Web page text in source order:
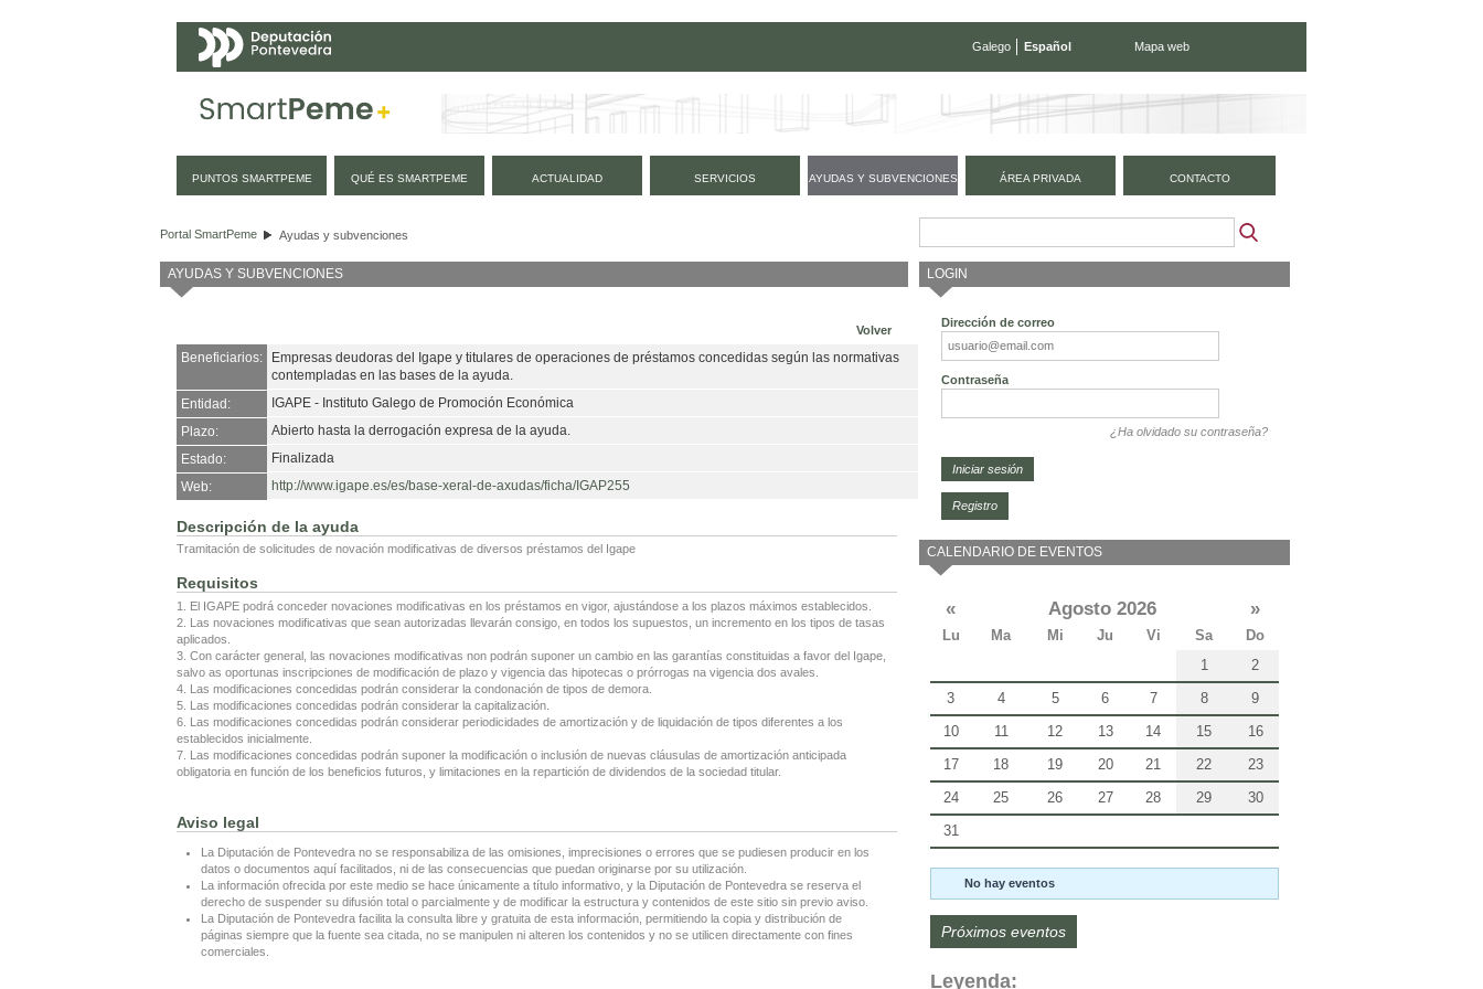
Galego Español Mapa web
PUNTOS SMARTPEME QUÉ ES SMARTPEME ACTUALIDAD SERVICIOS AYUDAS Y SUBVENCIONES ÁREA PRIVADA CONTACTO
Portal SmartPeme Ayudas y subvenciones
AYUDAS Y SUBVENCIONES
Volver
Beneficiarios:
Empresas deudoras del Igape y titulares de operaciones de préstamos concedidas según las normativas
contempladas en las bases de la ayuda.
Entidad:
IGAPE - Instituto Galego de Promoción Económica
Plazo:
Abierto hasta la derrogación expresa de la ayuda.
Estado:
Finalizada
Web:
http://www.igape.es/es/base-xeral-de-axudas/ficha/IGAP255
Descripción de la ayuda
Tramitación de solicitudes de novación modificativas de diversos préstamos del Igape
Requisitos
1. El IGAPE podrá conceder novaciones modificativas en los préstamos en vigor, ajustándose a los plazos máximos establecidos.
2. Las novaciones modificativas que sean autorizadas llevarán consigo, en todos los supuestos, un incremento en los tipos de tasas
aplicados.
3. Con carácter general, las novaciones modificativas non podrán suponer un cambio en las garantías constituidas a favor del Igape,
salvo as oportunas inscripciones de modificación de plazo y vigencia das hipotecas o prórrogas na vigencia dos avales.
4. Las modificaciones concedidas podrán considerar la condonación de tipos de demora.
5. Las modificaciones concedidas podrán considerar la capitalización.
6. Las modificaciones concedidas podrán considerar periodicidades de amortización y de liquidación de tipos diferentes a los
establecidos inicialmente.
7. Las modificaciones concedidas podrán suponer la modificación o inclusión de nuevas cláusulas de amortización anticipada
obligatoria en función de los beneficios futuros, y limitaciones en la repartición de dividendos de la sociedad titular.
Aviso legal
La Diputación de Pontevedra no se responsabiliza de las omisiones, imprecisiones o errores que se pudiesen producir en los
datos o documentos aquí facilitados, ni de las consecuencias que puedan originarse por su utilización.
La información ofrecida por este medio se hace únicamente a título informativo, y la Diputación de Pontevedra se reserva el
derecho de suspender su difusión total o parcialmente y de modificar la estructura y contenidos de este sitio sin previo aviso.
La Diputación de Pontevedra facilita la consulta libre y gratuita de esta información, permitiendo la copia y distribución de
páginas siempre que la fuente sea citada, no se manipulen ni alteren los contenidos y no se utilicen directamente con fines
comerciales.
LOGIN
Dirección de correo
Contraseña
¿Ha olvidado su contraseña?
Registro
CALENDARIO DE EVENTOS
« Agosto 2026 »
Lu Ma Mi Ju Vi Sa
Do
1
2
3
4 5 6 7 8
9
10
11 12 13 14 15
16
17
18 19 20 21 22
23
24
25 26 27 28 29
30
31
No hay eventos
Próximos eventos
Leyenda: